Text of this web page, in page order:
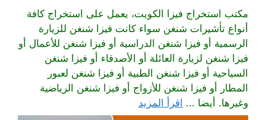
مكتب استخراج فيزا الكويت، يعمل على استخراج كافة
أنواع تأشيرات شنغن سواء كانت فيزا شنغن للزيارة
الرسمية أو فيزا شنغن الدراسية أو فيزا شنغن للأعمال أو
فيزا شنغن لزيارة العائلة أو الأصدقاء أو فيزا شنغن
السياحية أو فيزا شنغن الطبية أو فيزا شنغن لعبور
المطار أو فيزا شنغن للأزواج أو فيزا شنغن الرياضية
وغيرها. أيضا ... اقرأ المزيد